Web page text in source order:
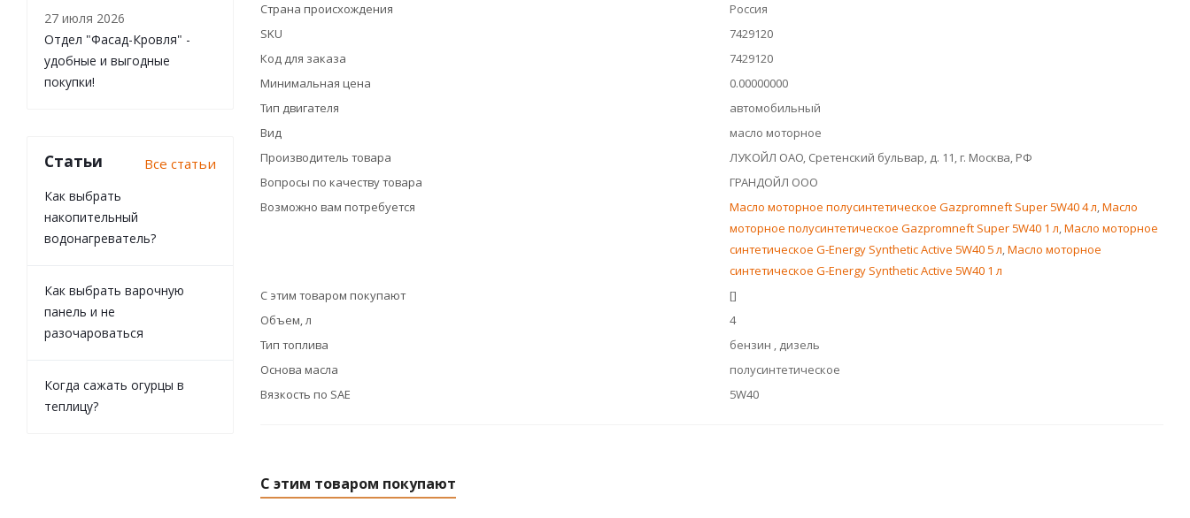
Страна происхождения
Россия
SKU
7429120
Код для заказа
7429120
Минимальная цена
0.00000000
Тип двигателя
автомобильный
Вид
масло моторное
Производитель товара
ЛУКОЙЛ ОАО, Сретенский бульвар, д. 11, г. Москва, РФ
Вопросы по качеству товара
ГРАНДОЙЛ ООО
Возможно вам потребуется
Масло моторное полусинтетическое Gazpromneft Super 5W40 4 л,Масло
моторное полусинтетическое Gazpromneft Super 5W40 1 л,Масло моторное
синтетическое G-Energy Synthetic Active 5W40 5 л,Масло моторное
синтетическое G-Energy Synthetic Active 5W40 1 л
С этим товаром покупают
[]
Объем, л
4
Тип топлива
бензин , дизель
Основа масла
полусинтетическое
Вязкость по SAE
5W40
С этим товаром покупают
27 июля 2026
Отдел "Фасад-Кровля" -
удобные и выгодные
покупки!
Статьи Все статьи
Как выбрать
накопительный
водонагреватель?
Как выбрать варочную
панель и не
разочароваться
Когда сажать огурцы в
теплицу?